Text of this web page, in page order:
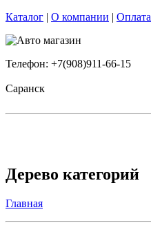
Каталог | О компании | Оплата
Телефон: +7(908)911-66-15
Саранск
Дерево категорий
Главная